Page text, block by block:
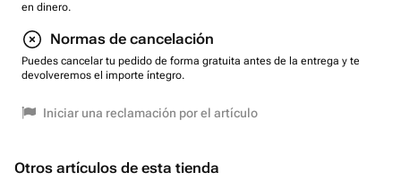
en dinero.
Normas de cancelación
Puedes cancelar tu pedido de forma gratuita antes de la entrega y te
devolveremos el importe íntegro.
Iniciar una reclamación por el artículo
Otros artículos de esta tienda